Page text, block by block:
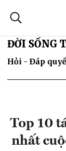
ĐỜI SỐNG
Hỏi - Đáp
Top 10
nhất